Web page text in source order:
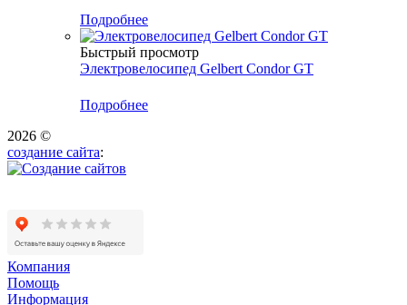
Подробнее
Быстрый просмотр
Электровелосипед Gelbert Condor GT
Подробнее
2026 ©
создание сайта:
Компания
Помощь
Информация